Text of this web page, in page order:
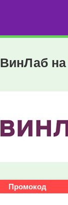
на
Промокод